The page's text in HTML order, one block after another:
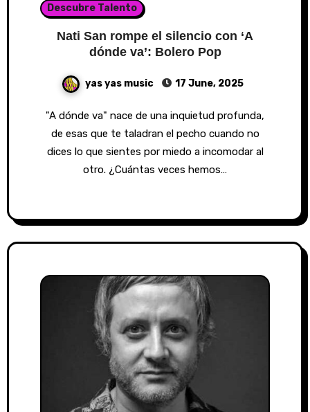
Descubre Talento
Nati San rompe el silencio con ‘A
dónde va’: Bolero Pop
yas yas music 17 June, 2025
"A dónde va" nace de una inquietud profunda,
de esas que te taladran el pecho cuando no
dices lo que sientes por miedo a incomodar al
otro. ¿Cuántas veces hemos…